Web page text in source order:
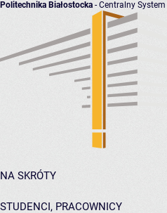
Politechnika Białostocka - Centralny
NA SKRÓTY
STUDENCI, PRACOWNICY